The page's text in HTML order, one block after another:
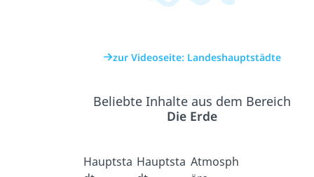
zur Videoseite: Landeshauptstädte
Beliebte Inhalte aus dem Bereich
Die Erde
Hauptsta Hauptsta Atmosph